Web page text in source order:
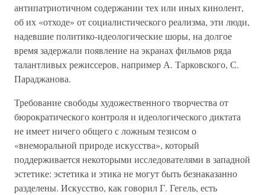
антипатриотичном содержании тех или иных кинолент,
об их «отходе» от социалистического реализма, эти люди,
надевшие политико-идеологические шоры, на долгое
время задержали появление на экранах фильмов ряда
талантливых режиссеров, например А. Тарковского, С.
Параджанова.
Требование свободы художественного творчества от
бюрократического контроля и идеологического диктата
не имеет ничего общего с ложным тезисом о
«внеморальной природе искусства», который
поддерживается некоторыми исследователями в западной
эстетике: эстетика и этика не могут быть безнаказанно
разделены. Искусство, как говорил Г. Гегель, есть